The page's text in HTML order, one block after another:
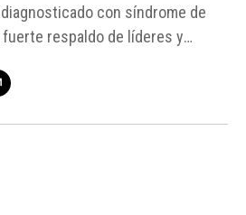
con síndrome de
fuerte respaldo de líderes y
médico. Según